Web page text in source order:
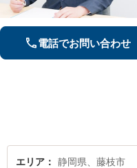
電話でお問い合わせ
エリア 静岡県、藤枝市